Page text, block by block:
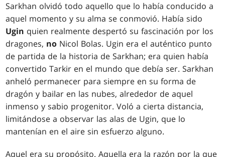
Sarkhan olvidó todo aquello que lo había conducido a
aquel momento y su alma se conmovió. Había sido
Ugin quien realmente despertó su fascinación por los
dragones, no Nicol Bolas. Ugin era el auténtico punto
de partida de la historia de Sarkhan; era quien había
convertido Tarkir en el mundo que debía ser. Sarkhan
anheló permanecer para siempre en su forma de
dragón y bailar en las nubes, alrededor de aquel
inmenso y sabio progenitor. Voló a cierta distancia,
limitándose a observar las alas de Ugin, que lo
mantenían en el aire sin esfuerzo alguno.
Aquel era su propósito. Aquella era la razón por la que